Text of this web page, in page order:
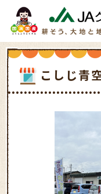
こしじ青